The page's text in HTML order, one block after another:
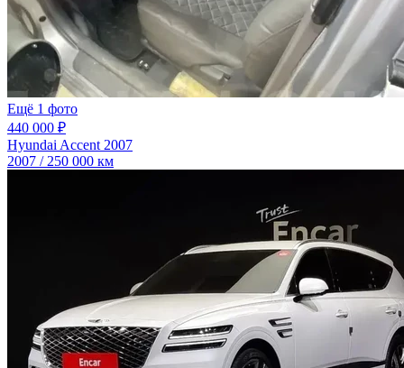
Ещё 1 фото
440 000 ₽
Hyundai Accent 2007
2007 / 250 000 км